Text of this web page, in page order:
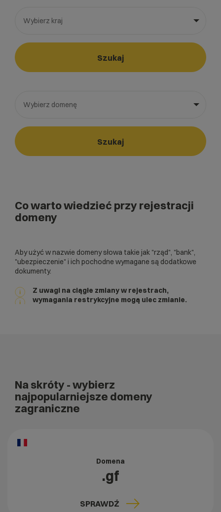
Wybierz kraj
Wybierz gotową listę. Użyj spacji, aby otworzyć.
Naciśnij spację, aby otworzyć listę, klawisze strzałek, aby
Szukaj
Wybierz domenę
Wybierz gotową listę. Użyj spacji, aby otworzyć.
Naciśnij spację, aby otworzyć listę, klawisze strzałek, aby
Szukaj
Co warto wiedzieć przy rejestracji
domeny
Aby użyć w nazwie domeny słowa takie jak "rząd", "bank",
"ubezpieczenie" i ich pochodne wymagane są dodatkowe
dokumenty.
Z uwagi na ciągłe zmiany w rejestrach,
wymagania restrykcyjne mogą ulec zmianie.
Na skróty - wybierz
najpopularniejsze domeny
zagraniczne
Domena
.gf
SPRAWDŹ